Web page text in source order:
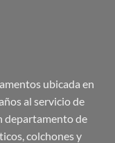
ubicada en
al servicio de
departamento de
colchones y